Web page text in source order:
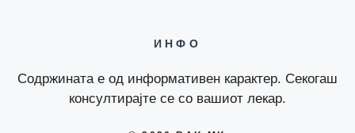
ИНФО
Содржината е од информативен карактер. Секогаш
консултирајте се со вашиот лекар.